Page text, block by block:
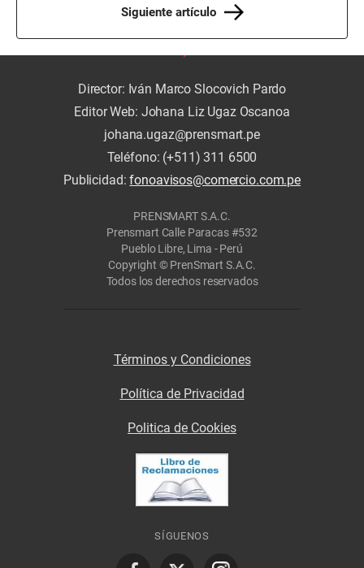
Siguiente artículo
Director: Iván Marco Slocovich Pardo
Editor Web: Johana Liz Ugaz Oscanoa
johana.ugaz@prensmart.pe
Teléfono: (+511) 311 6500
Publicidad:fonoavisos@comercio.com.pe
PRENSMART S.A.C.
Prensmart Calle Paracas #532
Pueblo Libre, Lima - Perú
Copyright © PrenSmart S.A.C.
Todos los derechos reservados
Términos y Condiciones
Política de Privacidad
Politica de Cookies
SÍGUENOS